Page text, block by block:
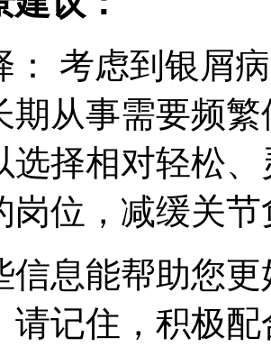
： 考虑到银屑
期从事需要频
选择相对轻松
岗位，减缓关节
信息能帮助您
请记住，积极